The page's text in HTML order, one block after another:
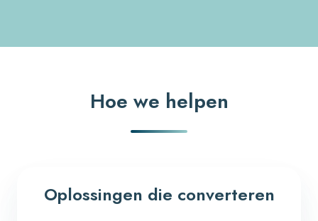
Hoe we helpen
Oplossingen die converteren